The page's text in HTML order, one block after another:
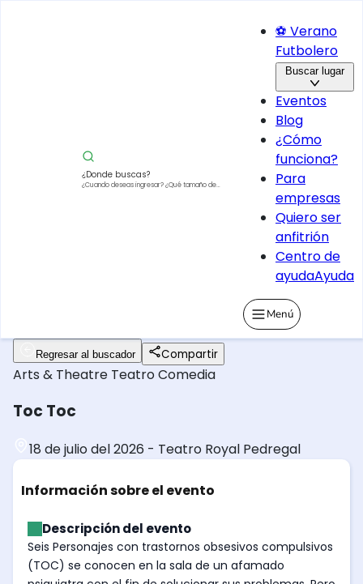
¿Donde buscas?
¿Cuando deseas ingresar?¿Qué tamaño de
⚽ Verano
Futbolero
Buscar lugar
Eventos
Blog
¿Cómo
funciona?
Para
empresas
Quiero ser
anfitrión
Centro de
ayudaAyuda
Menú
Regresar al buscador Compartir
Arts & Theatre TeatroComedia
Toc Toc
18 de julio del 2026 - Teatro Royal Pedregal
Información sobre el evento
Descripción del evento
Seis Personajes con trastornos obsesivos compulsivos
(TOC) se conocen en la sala de un afamado